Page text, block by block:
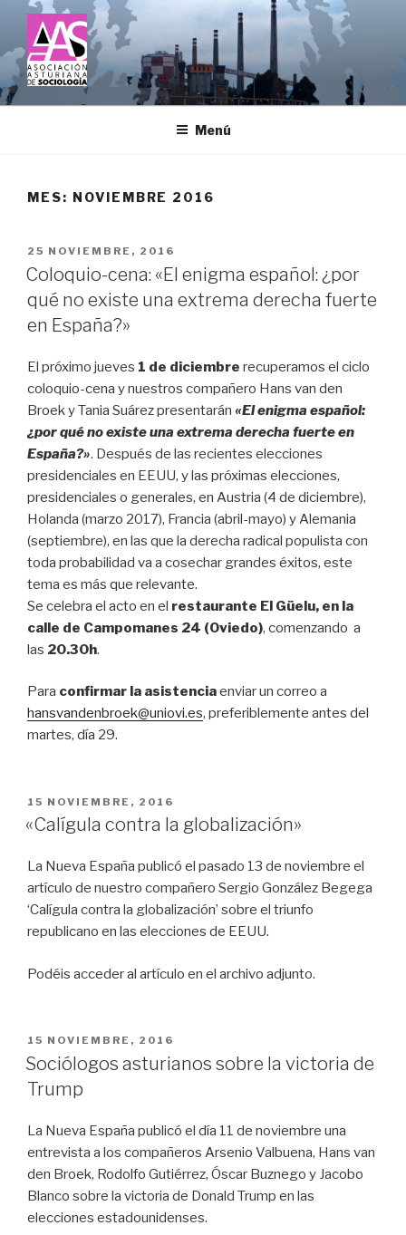
Saltar
contenido
ASOCIACIÓN ASTURIANA DE
SOCIOLOGÍA
Menú
MES: NOVIEMBRE 2016
PUBLICADO
EL
25 NOVIEMBRE, 2016
Coloquio-cena: «El enigma español: ¿por
qué no existe una extrema derecha fuerte
en España?»
El próximo jueves 1 de diciembre recuperamos el ciclo
coloquio-cena y nuestros compañero Hans van den
Broek y Tania Suárez presentarán «El enigma español:
¿por qué no existe una extrema derecha fuerte en
España?». Después de las recientes elecciones
presidenciales en EEUU, y las próximas elecciones,
presidenciales o generales, en Austria (4 de diciembre),
Holanda (marzo 2017), Francia (abril-mayo) y Alemania
(septiembre), en las que la derecha radical populista con
toda probabilidad va a cosechar grandes éxitos, este
tema es más que relevante.
Se celebra el acto en el restaurante El Güelu, en la
calle de Campomanes 24 (Oviedo), comenzando a
las 20.30h.
Para confirmar la asistenciaenviar un correo a
hansvandenbroek@uniovi.es, preferiblemente antes del
martes, día 29.
PUBLICADO
EL
15 NOVIEMBRE, 2016
«Calígula contra la globalización»
La Nueva España publicó el pasado 13 de noviembre el
artículo de nuestro compañero Sergio González Begega
‘Calígula contra la globalización’ sobre el triunfo
republicano en las elecciones de EEUU.
Podéis acceder al artículo en el archivo adjunto.
PUBLICADO
EL
15 NOVIEMBRE, 2016
Sociólogos asturianos sobre la victoria de
Trump
La Nueva España publicó el día 11 de noviembre una
entrevista a los compañeros Arsenio Valbuena, Hans van
den Broek, Rodolfo Gutiérrez, Óscar Buznego y Jacobo
Blanco sobre la victoria de Donald Trump en las
elecciones estadounidenses.